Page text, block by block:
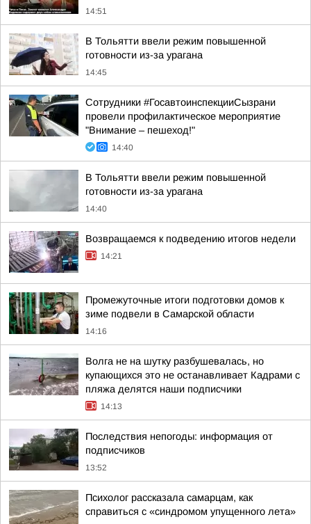
14:51
В Тольятти ввели режим повышенной
готовности из-за урагана
14:45
Сотрудники #ГосавтоинспекцииСызрани
провели профилактическое мероприятие
"Внимание – пешеход!"
14:40
В Тольятти ввели режим повышенной
готовности из-за урагана
14:40
Возвращаемся к подведению итогов недели
14:21
Промежуточные итоги подготовки домов к
зиме подвели в Самарской области
14:16
Волга не на шутку разбушевалась, но
купающихся это не останавливает Кадрами с
пляжа делятся наши подписчики
14:13
Последствия непогоды: информация от
подписчиков
13:52
Психолог рассказала самарцам, как
справиться с «синдромом упущенного лета»